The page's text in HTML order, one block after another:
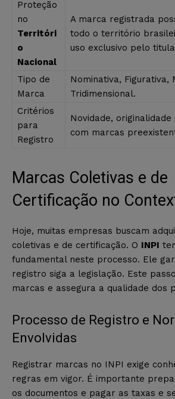
Proteção
no
Territóri
o
Nacional
A marca registrada
todo o território
uso exclusivo pelo
Tipo de
Marca
Nominativa, Figurativa,
Tridimensional.
Critérios
para
Registro
Novidade,
com marcas
Marcas Coletivas e de
Certificação no
Hoje, muitas empresas buscam
coletivas e de certificação. O INPI
fundamental neste processo. Ele
registro siga a legislação. Este
marcas e assegura a qualidade dos
Processo de Registro e
Envolvidas
Registrar marcas no INPI exige
regras em vigor. É importante
os documentos e pagar as taxas e